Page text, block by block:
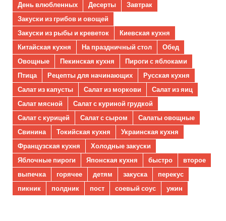
День влюбленных
Десерты
Завтрак
Закуски из грибов и овощей
Закуски из рыбы и креветок
Киевская кухня
Китайская кухня
На праздничный стол
Обед
Овощные
Пекинская кухня
Пироги с яблоками
Птица
Рецепты для начинающих
Русская кухня
Салат из капусты
Салат из моркови
Салат из яиц
Салат мясной
Салат с куриной грудкой
Салат с курицей
Салат с сыром
Салаты овощные
Свинина
Токийская кухня
Украинская кухня
Французская кухня
Холодные закуски
Яблочные пироги
Японская кухня быстро
второе
выпечка
горячее детям закуска
перекус
пикник
полдник пост соевый соус ужин